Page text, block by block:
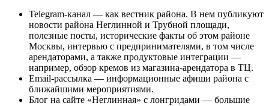
Telegrаm-канал — как вестник района. В нем публикуют
новости района Неглинной и Трубной площади,
полезные посты, исторические факты об этом районе
Москвы, интервью с предпринимателями, в том числе
арендаторами, а также продуктовые интеграции —
например, обзор кремов из магазина-арендатора в ТЦ.
Emаil-рассылка — информационные афиши района с
ближайшими мероприятиями.
Блог на сайте «Неглинная» с лонгридами — большие